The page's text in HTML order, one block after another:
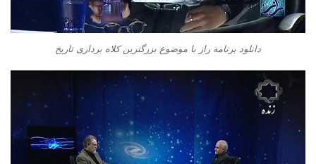
دانلود برنامه راز با موضوع بزرگترین کلاه برداری تاریخ